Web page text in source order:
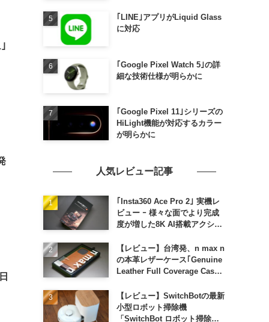
｢LINE｣アプリがLiquid Glass
に対応
｢Google Pixel Watch 5｣の詳
細な技術仕様が明らかに
｢Google Pixel 11｣シリーズの
HiLight機能が対応するカラー
が明らかに
人気レビュー記事
｢Insta360 Ace Pro 2｣ 実機レ
ビュー ｰ 様々な面でより完成
度が増した8K AI搭載アクショ
【レビュー】台湾発、n max n
の本革レザーケース｢Genuine
Leather Full Coverage Case
【レビュー】SwitchBotの最新
小型ロボット掃除機
「SwitchBot ロボット掃除機